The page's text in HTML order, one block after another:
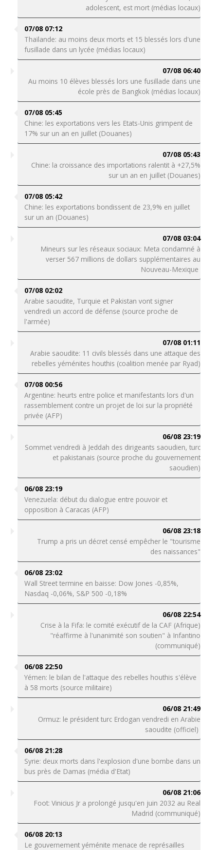
adolescent, est mort (médias locaux)
07/08 07:12
Thaïlande: au moins deux morts et 15 blessés lors d'une
fusillade dans un lycée (médias locaux)
07/08 06:40
Au moins 10 élèves blessés lors une fusillade dans une
école près de Bangkok (médias locaux)
07/08 05:45
Chine: les exportations vers les Etats-Unis grimpent de
17% sur un an en juillet (Douanes)
07/08 05:43
Chine: la croissance des importations ralentit à +27,5%
sur un an en juillet (Douanes)
07/08 05:42
Chine: les exportations bondissent de 23,9% en juillet
sur un an (Douanes)
07/08 03:04
Mineurs sur les réseaux sociaux: Meta condamné à
verser 567 millions de dollars supplémentaires au
Nouveau-Mexique
07/08 02:02
Arabie saoudite, Turquie et Pakistan vont signer
vendredi un accord de défense (source proche de
l'armée)
07/08 01:11
Arabie saoudite: 11 civils blessés dans une attaque des
rebelles yéménites houthis (coalition menée par Ryad)
07/08 00:56
Argentine: heurts entre police et manifestants lors d'un
rassemblement contre un projet de loi sur la propriété
privée (AFP)
06/08 23:19
Sommet vendredi à Jeddah des dirigeants saoudien, turc
et pakistanais (source proche du gouvernement
saoudien)
06/08 23:19
Venezuela: début du dialogue entre pouvoir et
opposition à Caracas (AFP)
06/08 23:18
Trump a pris un décret censé empêcher le "tourisme
des naissances"
06/08 23:02
Wall Street termine en baisse: Dow Jones -0,85%,
Nasdaq -0,06%, S&P 500 -0,18%
06/08 22:54
Crise à la Fifa: le comité exécutif de la CAF (Afrique)
"réaffirme à l'unanimité son soutien" à Infantino
(communiqué)
06/08 22:50
Yémen: le bilan de l'attaque des rebelles houthis s'élève
à 58 morts (source militaire)
06/08 21:49
Ormuz: le président turc Erdogan vendredi en Arabie
saoudite (officiel)
06/08 21:28
Syrie: deux morts dans l'explosion d'une bombe dans un
bus près de Damas (média d'Etat)
06/08 21:06
Foot: Vinicius Jr a prolongé jusqu'en juin 2032 au Real
Madrid (communiqué)
06/08 20:13
Le gouvernement yéménite menace de représailles